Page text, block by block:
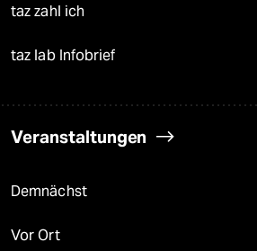
taz zahl ich
taz lab Infobrief
Veranstaltungen
Demnächst
Vor Ort